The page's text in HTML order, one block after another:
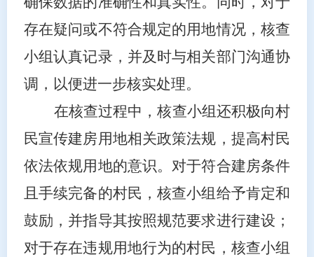
存在疑问或不符合规定的用地情况，核查
小组认真记录，并及时与相关部门沟通协
调，以便进一步核实处理。
在核查过程中，核查小组还积极向村
民宣传建房用地相关政策法规，提高村民
依法依规用地的意识。对于符合建房条件
且手续完备的村民，核查小组给予肯定和
鼓励，并指导其按照规范要求进行建设；
对于存在违规用地行为的村民，核查小组